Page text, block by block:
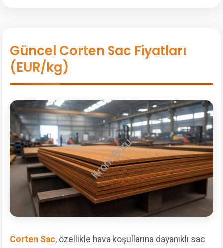
Güncel Corten Sac Fiyatları
(EUR/kg)
Corten Sac, özellikle hava koşullarına dayanıklı sac